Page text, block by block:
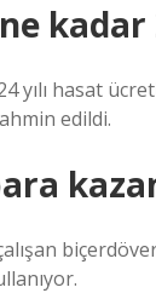
kadar
yılı hasat
edildi.